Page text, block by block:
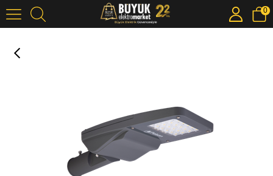
0
150W Rio S Yol ve Cadde Armatürleri